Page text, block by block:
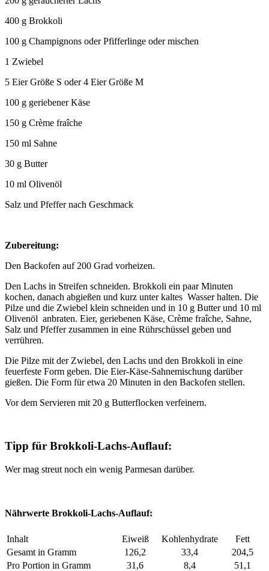
400 g Brokkoli
100 g Champignons oder Pfifferlinge oder mischen
1 Zwiebel
5 Eier Größe S oder 4 Eier Größe M
100 g geriebener Käse
150 g Crème fraîche
150 ml Sahne
30 g Butter
10 ml Olivenöl
Salz und Pfeffer nach Geschmack
Zubereitung:
Den Backofen auf 200 Grad vorheizen.
Den Lachs in Streifen schneiden. Brokkoli ein paar Minuten
kochen, danach abgießen und kurz unter kaltes Wasser halten. Die
Pilze und die Zwiebel klein schneiden und in 10 g Butter und 10 ml
Olivenöl anbraten. Eier, geriebenen Käse, Crème fraîche, Sahne,
Salz und Pfeffer zusammen in eine Rührschüssel geben und
verrühren.
Die Pilze mit der Zwiebel, den Lachs und den Brokkoli in eine
feuerfeste Form geben. Die Eier-Käse-Sahnemischung darüber
gießen. Die Form für etwa 20 Minuten in den Backofen stellen.
Vor dem Servieren mit 20 g Butterflocken verfeinern.
Tipp für Brokkoli-Lachs-Auflauf:
Wer mag streut noch ein wenig Parmesan darüber.
Nährwerte Brokkoli-Lachs-Auflauf:
Inhalt Eiweiß Kohlenhydrate
Fett
Gesamt in Gramm
126,2 33,4
204,5
Pro Portion in Gramm
31,6 8,4
51,1